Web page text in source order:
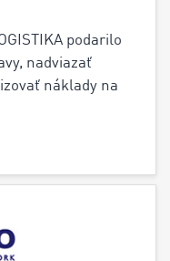
podarilo
nadviazať
náklady na